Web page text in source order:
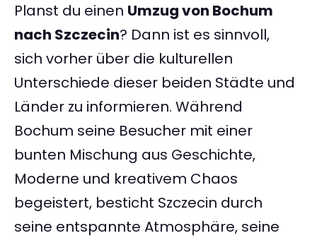
Planst du einen Umzug von Bochum
nach Szczecin? Dann ist es sinnvoll,
sich vorher über die kulturellen
Unterschiede dieser beiden Städte und
Länder zu informieren. Während
Bochum seine Besucher mit einer
bunten Mischung aus Geschichte,
Moderne und kreativem Chaos
begeistert, besticht Szczecin durch
seine entspannte Atmosphäre, seine